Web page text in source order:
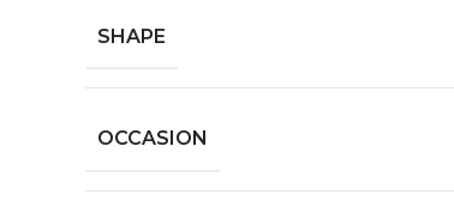
SHAPE
OCCASION